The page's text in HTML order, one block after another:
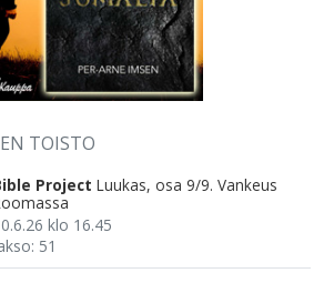
TOISTO
Project Luukas, osa 9/9. Vankeus
klo 16.45
51